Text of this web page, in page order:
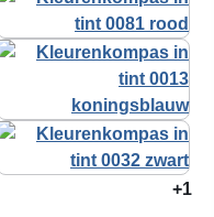
+1